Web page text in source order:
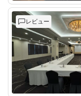
レビュー